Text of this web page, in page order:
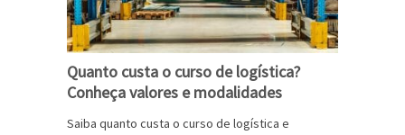
Quanto custa o curso de logística?
Conheça valores e modalidades
Saiba quanto custa o curso de logística e